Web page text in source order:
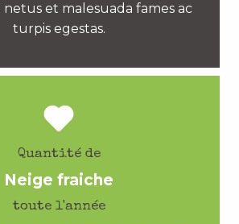
et malesuada fames ac
turpis egestas.
Quantité de
Neige fraiche
toute l'année